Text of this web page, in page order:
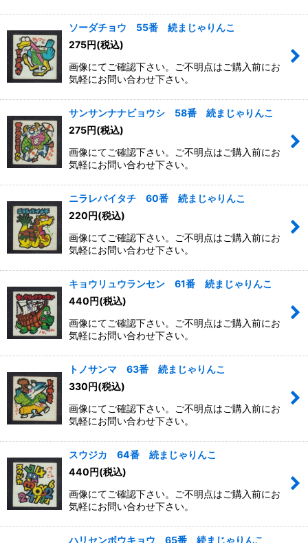
ソーダチョウ 55番 続まじゃりんこ
275円(税込)
画像にてご確認下さい。ご不明点はご購入前にお
気軽にお問い合わせ下さい。
サンサンナナビョウシ 58番 続まじゃりんこ
275円(税込)
画像にてご確認下さい。ご不明点はご購入前にお
気軽にお問い合わせ下さい。
ニラレバイタチ 60番 続まじゃりんこ
220円(税込)
画像にてご確認下さい。ご不明点はご購入前にお
気軽にお問い合わせ下さい。
キョウリュウランセン 61番 続まじゃりんこ
440円(税込)
画像にてご確認下さい。ご不明点はご購入前にお
気軽にお問い合わせ下さい。
トノサンマ 63番 続まじゃりんこ
330円(税込)
画像にてご確認下さい。ご不明点はご購入前にお
気軽にお問い合わせ下さい。
スウジカ 64番 続まじゃりんこ
440円(税込)
画像にてご確認下さい。ご不明点はご購入前にお
気軽にお問い合わせ下さい。
ハリセンボウキョウ 65番 続まじゃりんこ